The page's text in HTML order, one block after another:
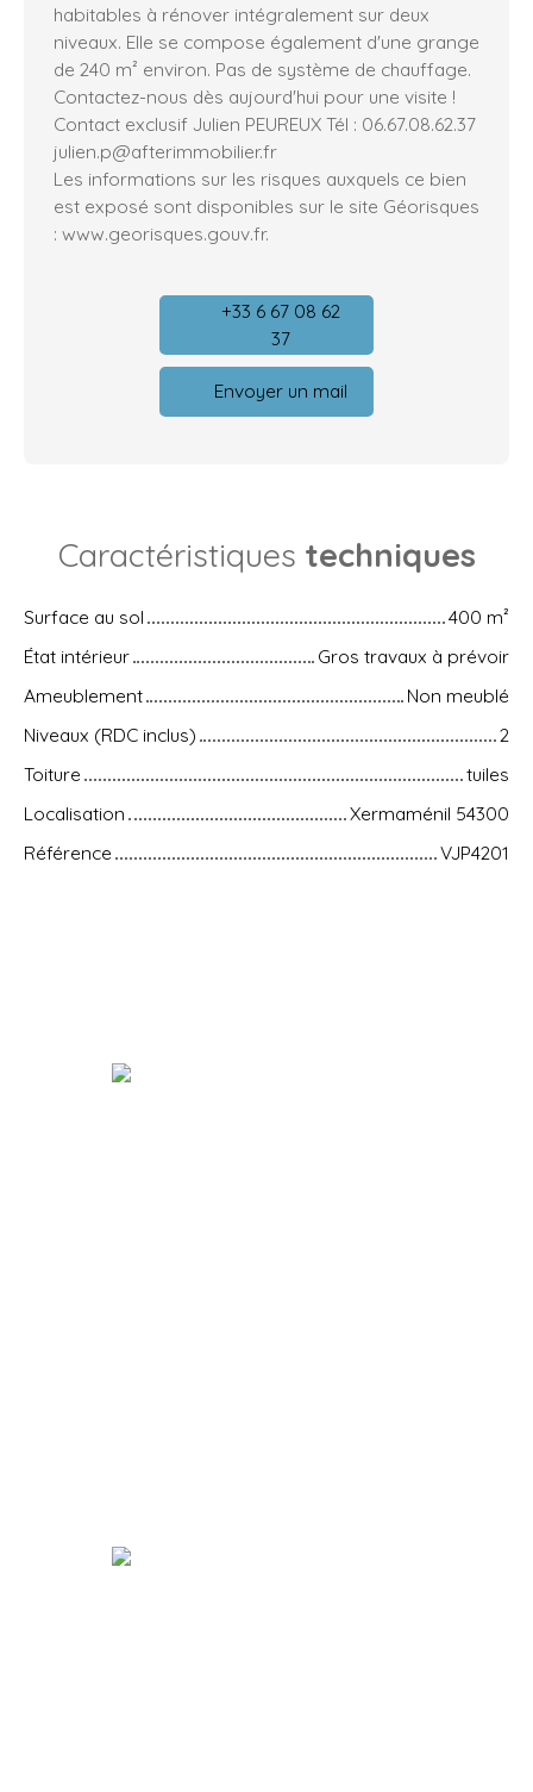
habitables à rénover intégralement sur deux
niveaux. Elle se compose également d'une grange
de 240 m² environ. Pas de système de chauffage.
Contactez-nous dès aujourd'hui pour une visite !
Contact exclusif Julien PEUREUX Tél : 06.67.08.62.37
julien.p@afterimmobilier.fr
Les informations sur les risques auxquels ce bien
est exposé sont disponibles sur le site Géorisques
: www.georisques.gouv.fr.
+33 6 67 08 62
37
Envoyer un mail
Caractéristiques techniques
Surface au sol 400 m²
État intérieur
Gros travaux à prévoir
Ameublement
Non meublé
Niveaux (RDC inclus)
2
Toiture
tuiles
Localisation
Xermaménil 54300
Référence
VJP4201